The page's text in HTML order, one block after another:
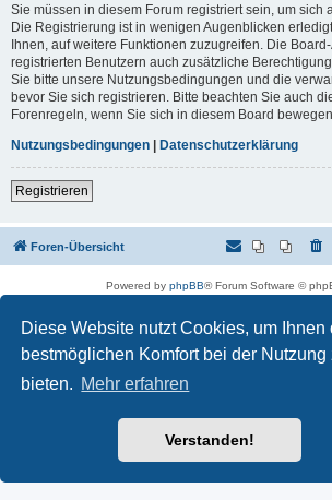
Diese Website nutzt Cookies, um Ihnen
bestmöglichen Komfort bei der Nutzung
bieten. Mehr erfahren
Verstanden!
Sie müssen in diesem Forum registriert sein, um sich
Die Registrierung ist in wenigen Augenblicken
Ihnen, auf weitere Funktionen zuzugreifen. Die
registrierten Benutzern auch zusätzliche
Sie bitte unsere Nutzungsbedingungen und die
bevor Sie sich registrieren. Bitte beachten Sie auch
Forenregeln, wenn Sie sich in diesem Board bewegen.
Nutzungsbedingungen | Datenschutzerklärung
Registrieren
Foren-Übersicht
Powered by phpBB® Forum Software ©
Datenschutz|